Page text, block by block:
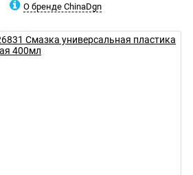
О бренде ChinaDgn